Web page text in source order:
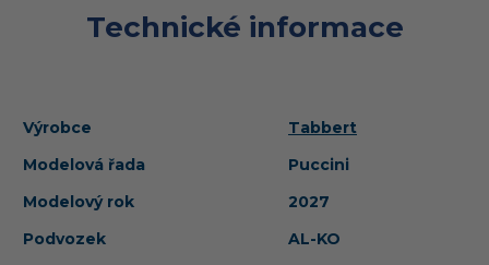
Technické informace
Výrobce
Tabbert
Modelová řada
Puccini
Modelový rok
2027
Podvozek
AL-KO